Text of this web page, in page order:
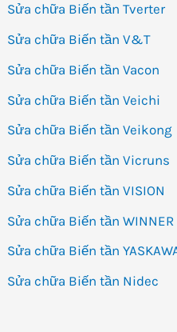
Sửa chữa Biến tần Tverter
Sửa chữa Biến tần V&T
Sửa chữa Biến tần Vacon
Sửa chữa Biến tần Veichi
Sửa chữa Biến tần Veikong
Sửa chữa Biến tần Vicruns
Sửa chữa Biến tần VISION
Sửa chữa Biến tần WINNER
Sửa chữa Biến tần
Sửa chữa Biến tần Nidec